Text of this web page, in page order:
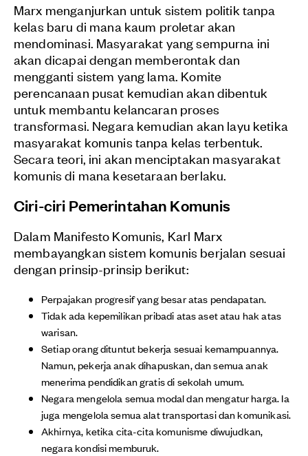
Marx menganjurkan untuk sistem politik tanpa
kelas baru di mana kaum proletar akan
mendominasi. Masyarakat yang sempurna ini
akan dicapai dengan memberontak dan
mengganti sistem yang lama. Komite
perencanaan pusat kemudian akan dibentuk
untuk membantu kelancaran proses
transformasi. Negara kemudian akan layu ketika
masyarakat komunis tanpa kelas terbentuk.
Secara teori, ini akan menciptakan masyarakat
komunis di mana kesetaraan berlaku.
Ciri-ciri Pemerintahan Komunis
Dalam Manifesto Komunis, Karl Marx
membayangkan sistem komunis berjalan sesuai
dengan prinsip-prinsip berikut:
Perpajakan progresif yang besar atas pendapatan.
Tidak ada kepemilikan pribadi atas aset atau hak atas
warisan.
Setiap orang dituntut bekerja sesuai kemampuannya.
Namun, pekerja anak dihapuskan, dan semua anak
menerima pendidikan gratis di sekolah umum.
Negara mengelola semua modal dan mengatur harga. Ia
juga mengelola semua alat transportasi dan komunikasi.
Akhirnya, ketika cita-cita komunisme diwujudkan,
negara kondisi memburuk.